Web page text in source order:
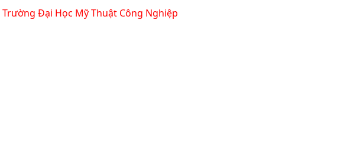
Trường Đại Học Mỹ Thuật Công Nghiệp